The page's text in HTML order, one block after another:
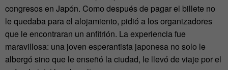
congresos en Japón. Como después de pagar el billete no
le quedaba para el alojamiento, pidió a los organizadores
que le encontraran un anfitrión. La experiencia fue
maravillosa: una joven esperantista japonesa no solo le
albergó sino que le enseñó la ciudad, le llevó de viaje por el